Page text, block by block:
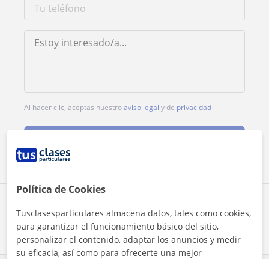
Al hacer clic, aceptas nuestroaviso legal y de privacidad
Política de Cookies
Tusclasesparticulares almacena datos, tales como cookies,
para garantizar el funcionamiento básico del sitio,
personalizar el contenido, adaptar los anuncios y medir
su eficacia, así como para ofrecerte una mejor